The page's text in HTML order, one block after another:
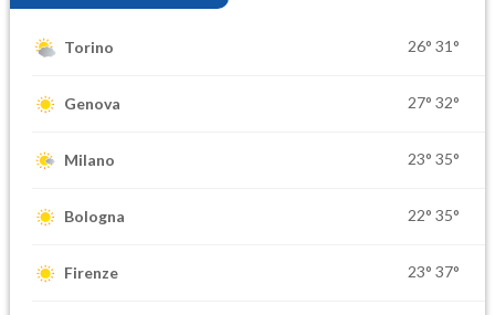
Torino 26° 31°
Genova 27° 32°
Milano 23° 35°
Bologna 22° 35°
Firenze 23° 37°